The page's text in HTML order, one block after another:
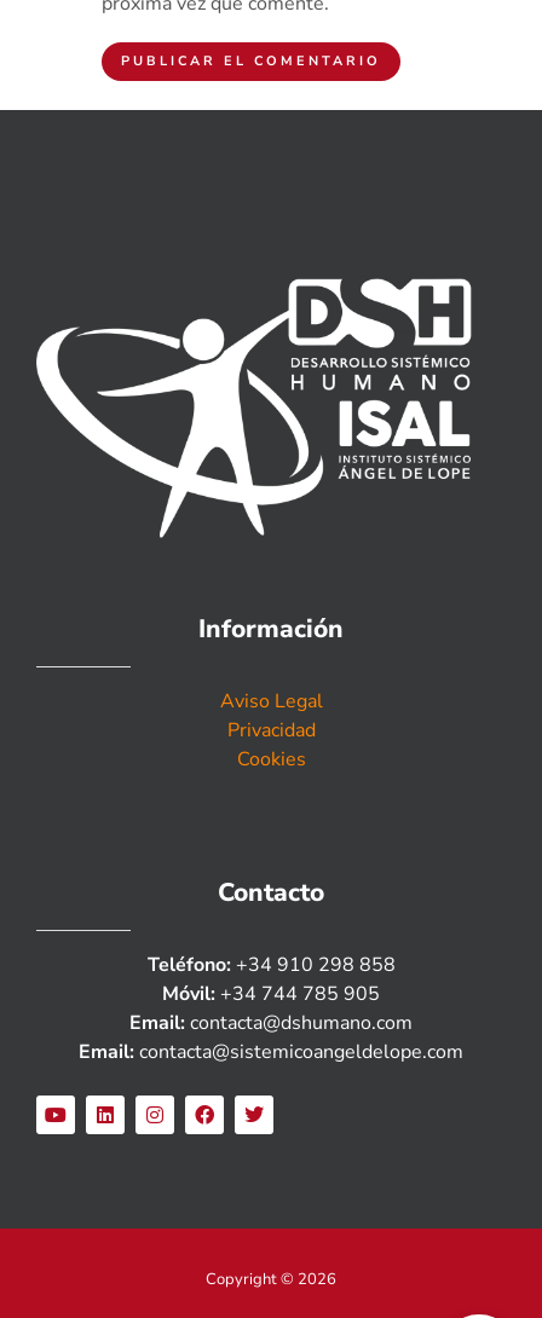
Información
Aviso Legal
Privacidad
Cookies
Contacto
Teléfono: +34 910 298 858
Móvil: +34 744 785 905
Email: contacta@dshumano.com
Email: contacta@sistemicoangeldelope.com
Copyright © 2026